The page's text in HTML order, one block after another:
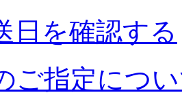
日を確認する
ご指定につ